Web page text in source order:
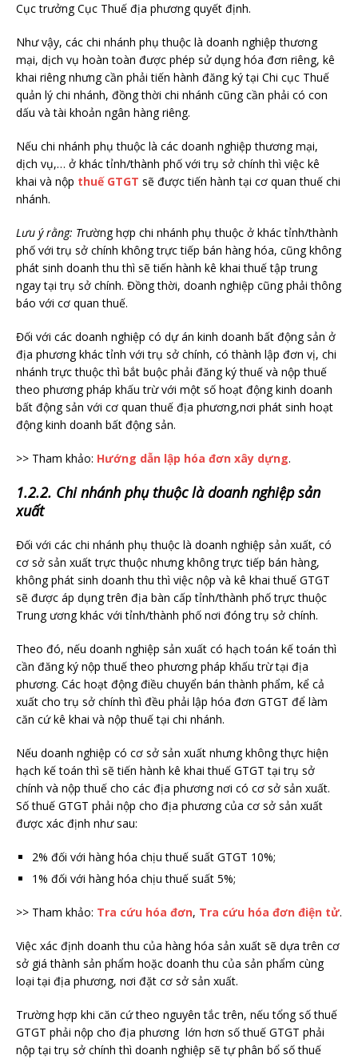
Cục trưởng Cục Thuế địa phương quyết định.
Như vậy, các chi nhánh phụ thuộc là doanh nghiệp thương
mại, dịch vụ hoàn toàn được phép sử dụng hóa đơn riêng, kê
khai riêng nhưng cần phải tiến hành đăng ký tại Chi cục Thuế
quản lý chi nhánh, đồng thời chi nhánh cũng cần phải có con
dấu và tài khoản ngân hàng riêng.
Nếu chi nhánh phụ thuộc là các doanh nghiệp thương mại,
dịch vụ,… ở khác tỉnh/thành phố với trụ sở chính thì việc kê
khai và nộp thuế GTGT sẽ được tiến hành tại cơ quan thuế chi
nhánh.
Lưu ý rằng: Trường hợp chi nhánh phụ thuộc ở khác tỉnh/thành
phố với trụ sở chính không trực tiếp bán hàng hóa, cũng không
phát sinh doanh thu thì sẽ tiến hành kê khai thuế tập trung
ngay tại trụ sở chính. Đồng thời, doanh nghiệp cũng phải thông
báo với cơ quan thuế.
Đối với các doanh nghiệp có dự án kinh doanh bất động sản ở
địa phương khác tỉnh với trụ sở chính, có thành lập đơn vị, chi
nhánh trực thuộc thì bắt buộc phải đăng ký thuế và nộp thuế
theo phương pháp khấu trừ với một số hoạt động kinh doanh
bất động sản với cơ quan thuế địa phương,nơi phát sinh hoạt
động kinh doanh bất động sản.
>> Tham khảo: Hướng dẫn lập hóa đơn xây dựng.
1.2.2. Chi nhánh phụ thuộc là doanh nghiệp sản
xuất
Đối với các chi nhánh phụ thuộc là doanh nghiệp sản xuất, có
cơ sở sản xuất trực thuộc nhưng không trực tiếp bán hàng,
không phát sinh doanh thu thì việc nộp và kê khai thuế GTGT
sẽ được áp dụng trên địa bàn cấp tỉnh/thành phố trực thuộc
Trung ương khác với tỉnh/thành phố nơi đóng trụ sở chính.
Theo đó, nếu doanh nghiệp sản xuất có hạch toán kế toán thì
cần đăng ký nộp thuế theo phương pháp khấu trừ tại địa
phương. Các hoạt động điều chuyển bán thành phẩm, kể cả
xuất cho trụ sở chính thì đều phải lập hóa đơn GTGT để làm
căn cứ kê khai và nộp thuế tại chi nhánh.
Nếu doanh nghiệp có cơ sở sản xuất nhưng không thực hiện
hạch kế toán thì sẽ tiến hành kê khai thuế GTGT tại trụ sở
chính và nộp thuế cho các địa phương nơi có cơ sở sản xuất.
Số thuế GTGT phải nộp cho địa phương của cơ sở sản xuất
được xác định như sau:
2% đối với hàng hóa chịu thuế suất GTGT 10%;
1% đối với hàng hóa chịu thuế suất 5%;
>> Tham khảo: Tra cứu hóa đơn, Tra cứu hóa đơn điện tử.
Việc xác định doanh thu của hàng hóa sản xuất sẽ dựa trên cơ
sở giá thành sản phẩm hoặc doanh thu của sản phẩm cùng
loại tại địa phương, nơi đặt cơ sở sản xuất.
Trường hợp khi căn cứ theo nguyên tắc trên, nếu tổng số thuế
GTGT phải nộp cho địa phương lớn hơn số thuế GTGT phải
nộp tại trụ sở chính thì doanh nghiệp sẽ tự phân bổ số thuế